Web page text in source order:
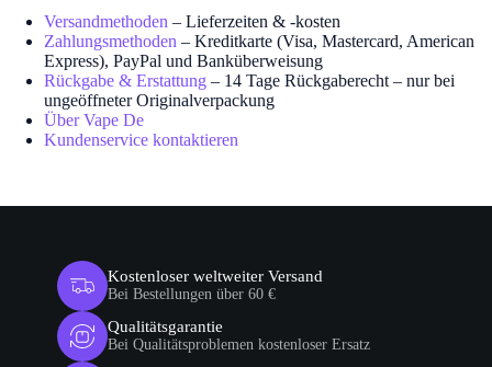
Versandmethoden – Lieferzeiten & -kosten
Zahlungsmethoden – Kreditkarte (Visa, Mastercard, American
Express), PayPal und Banküberweisung
Rückgabe & Erstattung – 14 Tage Rückgaberecht – nur bei
ungeöffneter Originalverpackung
Über Vape De
Kundenservice kontaktieren
Kostenloser weltweiter Versand
Bei Bestellungen über 60 €
Qualitätsgarantie
Bei Qualitätsproblemen kostenloser Ersatz